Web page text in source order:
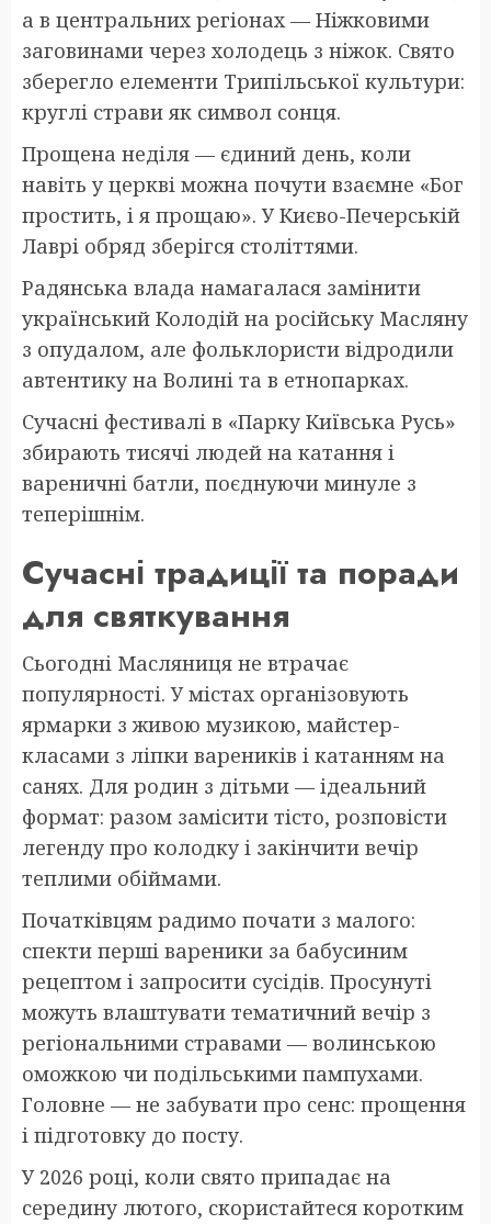
а в центральних регіонах — Ніжковими
заговинами через холодець з ніжок. Свято
зберегло елементи Трипільської культури:
круглі страви як символ сонця.
Прощена неділя — єдиний день, коли
навіть у церкві можна почути взаємне «Бог
простить, і я прощаю». У Києво-Печерській
Лаврі обряд зберігся століттями.
Радянська влада намагалася замінити
український Колодій на російську Масляну
з опудалом, але фольклористи відродили
автентику на Волині та в етнопарках.
Сучасні фестивалі в «Парку Київська Русь»
збирають тисячі людей на катання і
вареничні батли, поєднуючи минуле з
теперішнім.
Сучасні традиції та поради
для святкування
Сьогодні Масляниця не втрачає
популярності. У містах організовують
ярмарки з живою музикою, майстер-
класами з ліпки вареників і катанням на
санях. Для родин з дітьми — ідеальний
формат: разом замісити тісто, розповісти
легенду про колодку і закінчити вечір
теплими обіймами.
Початківцям радимо почати з малого:
спекти перші вареники за бабусиним
рецептом і запросити сусідів. Просунуті
можуть влаштувати тематичний вечір з
регіональними стравами — волинською
оможкою чи подільськими пампухами.
Головне — не забувати про сенс: прощення
і підготовку до посту.
У 2026 році, коли свято припадає на
середину лютого, скористайтеся коротким